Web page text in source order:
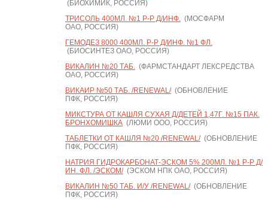
(БИОХИМИК, РОССИЯ)
ТРИСОЛЬ 400МЛ. №1 Р-Р Д/ИНФ.(МОСФАРМ
ОАО, РОССИЯ)
ГЕМОДЕЗ 8000 400МЛ. Р-Р Д/ИНФ. №1 ФЛ.
(БИОСИНТЕЗ ОАО, РОССИЯ)
ВИКАЛИН №20 ТАБ.(ФАРМСТАНДАРТ ЛЕКСРЕДСТВА
ОАО, РОССИЯ)
ВИКАИР №50 ТАБ. /RENEWAL/(ОБНОВЛЕНИЕ
ПФК, РОССИЯ)
МИКСТУРА ОТ КАШЛЯ СУХАЯ Д/ДЕТЕЙ 1,47Г. №15 ПАК.
БРОНХОМИШКА(ЛЮМИ ООО, РОССИЯ)
ТАБЛЕТКИ ОТ КАШЛЯ №20 /RENEWAL/(ОБНОВЛЕНИЕ
ПФК, РОССИЯ)
НАТРИЯ ГИДРОКАРБОНАТ-ЭСКОМ 5% 200МЛ. №1 Р-Р Д/
ИН. ФЛ. /ЭСКОМ/(ЭСКОМ НПК ОАО, РОССИЯ)
ВИКАЛИН №50 ТАБ. И/У /RENEWAL/(ОБНОВЛЕНИЕ
ПФК, РОССИЯ)